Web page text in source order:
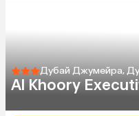
Дубай Джумейра,
Al Khoory